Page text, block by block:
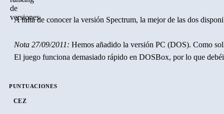
A falta de conocer la versión Spectrum, la mejor de las dos
Nota 27/09/2011: Hemos añadido la versión PC (DOS). Como
El juego funciona demasiado rápido en DOSBox, por lo que
PUNTUACIONES
CEZ